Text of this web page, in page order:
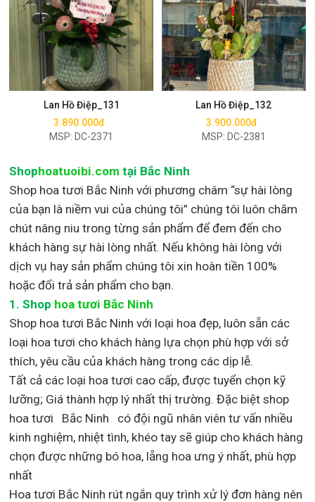
Lan Hồ Điệp_131
3.890.000đ
MSP: DC-2371
Mua ngay
Lan Hồ Điệp_132
3.900.000đ
MSP: DC-2381
Mua ngay
Shophoatuoibi.com tại Bắc Ninh
Shop hoa tươi Bắc Ninh với phương châm “sự hài lòng
của bạn là niềm vui của chúng tôi” chúng tôi luôn chăm
chút nâng niu trong từng sản phẩm để đem đến cho
khách hàng sự hài lòng nhất. Nếu không hài lòng với
dịch vụ hay sản phẩm chúng tôi xin hoàn tiền 100%
hoặc đổi trả sản phẩm cho bạn.
1.Shop hoa tươi Bắc Ninh
Shop hoa tươi Bắc Ninh với loại hoa đẹp, luôn sẵn các
loại hoa tươi cho khách hàng lựa chọn phù hợp với sở
thích, yêu cầu của khách hàng trong các dịp lễ.
Tất cả các loại hoa tươi cao cấp, được tuyển chọn kỹ
lưỡng; Giá thành hợp lý nhất thị trường. Đặc biệt shop
hoa tươi Bắc Ninh
có đội ngũ nhân viên tư vấn nhiều
kinh nghiệm, nhiệt tình, khéo tay sẽ giúp cho khách hàng
chọn được những bó hoa, lẵng hoa ưng ý nhất, phù hợp
nhất
Hoa tươi Bắc Ninh rút ngắn quy trình xử lý đơn hàng nên